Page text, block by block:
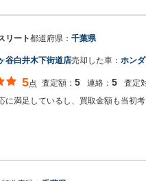
リート都道府県： 千葉県
谷白井木下街道店売却した車： ホン
5点 査定額： 5 連絡： 5 査定
に満足しているし、買取金額も当初